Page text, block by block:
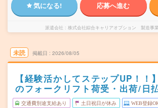
気になる! 応募へ進む
派遣会社 株式会社綜合キャリアオプション 製造事業
未読 掲載日 2026/08/05
【経験活かしてステップUP！！
のフォークリフト荷受・出荷/日
交通費別途支給あり 土日祝日が休み WEB登録